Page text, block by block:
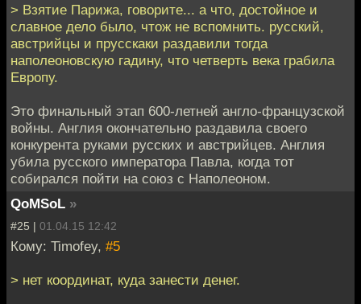
> Взятие Парижа, говорите... а что, достойное и
славное дело было, чтож не вспомнить. русский,
австрийцы и прусскаки раздавили тогда
наполеоновскую гадину, что четверть века грабила
Европу.
Это финальный этап 600-летней англо-французской
войны. Англия окончательно раздавила своего
конкурента руками русских и австрийцев. Англия
убила русского императора Павла, когда тот
собирался пойти на союз с Наполеоном.
QoMSoL »
#25 | 01.04.15 12:42
Кому: Timofey, #5
> нет координат, куда занести денег.